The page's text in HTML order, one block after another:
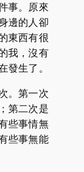
事。原來
邊的人卻
東西有很
我，沒有
發生了。
。第一次
第二次是
些事情無
些事無能